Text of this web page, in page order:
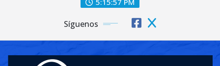
5:16:00 PM
Síguenos